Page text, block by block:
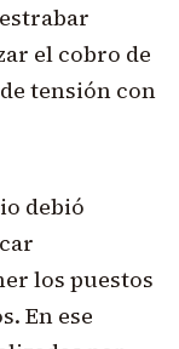
el cobro de
tensión con
debió
los puestos
En ese